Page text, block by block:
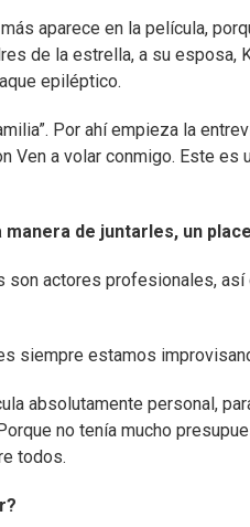
aparece en la película,
de la estrella, a su esposa,
epiléptico.
Por ahí empieza la
Ven a volar conmigo. Este es
de juntarles, un
son actores profesionales,
siempre estamos
absolutamente personal,
no tenía mucho
todos.